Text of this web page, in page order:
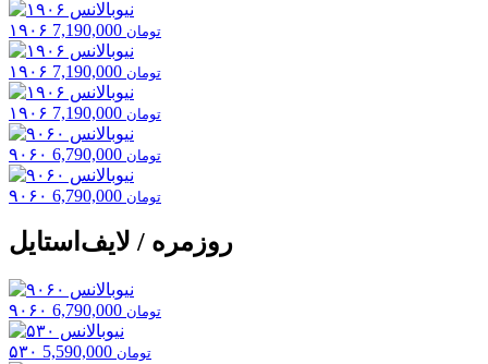
۱۹۰۶ 7,190,000 تومان
۱۹۰۶ 7,190,000 تومان
۱۹۰۶ 7,190,000 تومان
۹۰۶۰ 6,790,000 تومان
۹۰۶۰ 6,790,000 تومان
روزمره / لایف‌استایل
۹۰۶۰ 6,790,000 تومان
۵۳۰ 5,590,000 تومان